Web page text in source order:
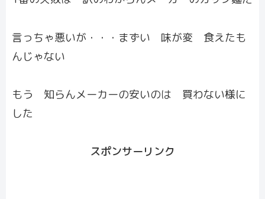
言っちゃ悪いが・・・まずい 味が変 食えたも
んじゃない
もう 知らんメーカーの安いのは 買わない様に
した
スポンサーリンク